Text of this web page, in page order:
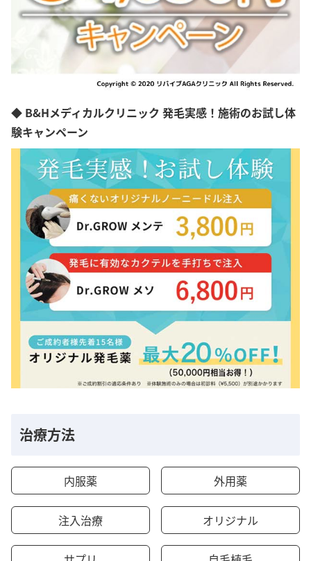
◆ B&Hメディカルクリニック 発毛実感！施術のお試し体
験キャンペーン
治療方法
内服薬 外用薬
注入治療 オリジナル